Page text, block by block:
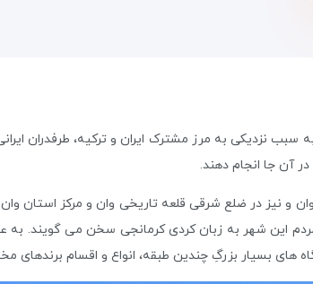
نزدیکی به مرز مشترک ایران و ترکیه، طرفدران
آن جا انجام دهند.
مردم این شهر به زبان کردی کرمانجی ‏سخن می گویند.
های بسیار بزرگِ چندین طبقه، انواع و اقسام برندهای